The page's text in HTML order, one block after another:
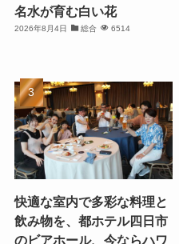
名水が育む白い花
2026年8月4日 総合 6514
快適な室内で多彩な料理と
飲み物を、都ホテル四日市
のビアホール、今ならハワ